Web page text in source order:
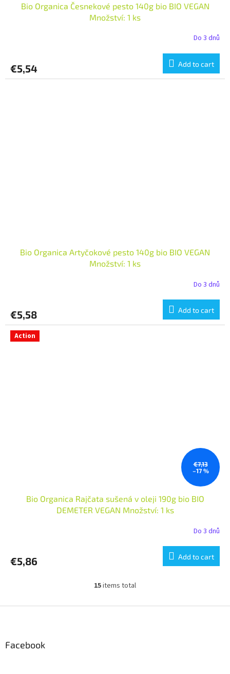
Bio Organica Česnekové pesto 140g bio BIO VEGAN
Množství: 1 ks
Do 3 dnů
€5,54 Add to cart
Bio Organica Artyčokové pesto 140g bio BIO VEGAN
Množství: 1 ks
Do 3 dnů
€5,58 Add to cart
Action
€7,13
–17 %
Bio Organica Rajčata sušená v oleji 190g bio BIO
DEMETER VEGAN Množství: 1 ks
Do 3 dnů
€5,86 Add to cart
L
s
15items total
Facebook